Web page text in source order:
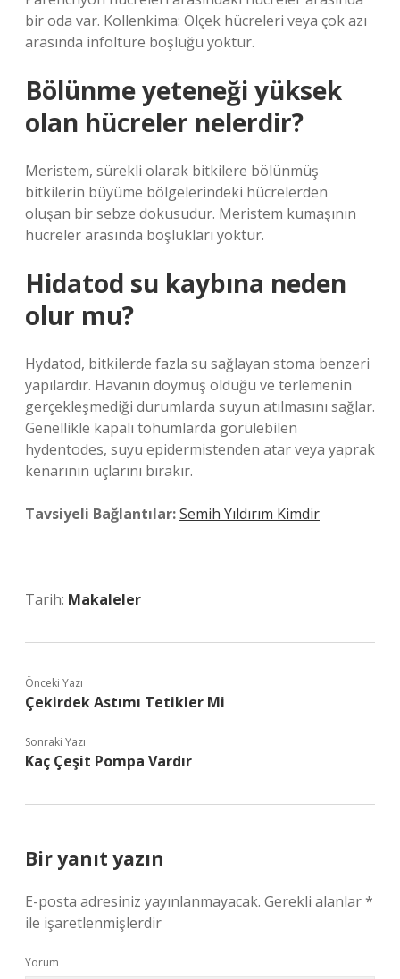
bir oda var. Kollenkima: Ölçek hücreleri veya çok azı
arasında infolture boşluğu yoktur.
Bölünme yeteneği yüksek
olan hücreler nelerdir?
Meristem, sürekli olarak bitkilere bölünmüş
bitkilerin büyüme bölgelerindeki hücrelerden
oluşan bir sebze dokusudur. Meristem kumaşının
hücreler arasında boşlukları yoktur.
Hidatod su kaybına neden
olur mu?
Hydatod, bitkilerde fazla su sağlayan stoma benzeri
yapılardır. Havanın doymuş olduğu ve terlemenin
gerçekleşmediği durumlarda suyun atılmasını sağlar.
Genellikle kapalı tohumlarda görülebilen
hydentodes, suyu epidermistenden atar veya yaprak
kenarının uçlarını bırakır.
Tavsiyeli Bağlantılar:Semih Yıldırım Kimdir
Tarih: Makaleler
Önceki Yazı
Çekirdek Astımı Tetikler Mi
Sonraki Yazı
Kaç Çeşit Pompa Vardır
Bir yanıt yazın
E-posta adresiniz yayınlanmayacak. Gerekli alanlar*
ile işaretlenmişlerdir
Yorum